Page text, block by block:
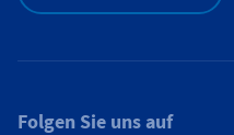
Folgen Sie uns auf